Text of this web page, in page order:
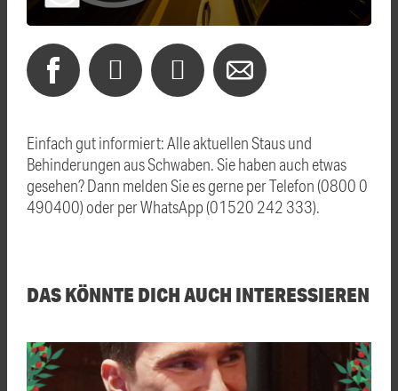
Einfach gut informiert: Alle aktuellen Staus und
Behinderungen aus Schwaben. Sie haben auch etwas
gesehen? Dann melden Sie es gerne per Telefon (0800 0
490400) oder per WhatsApp (01520 242 333).
DAS KÖNNTE DICH AUCH INTERESSIEREN